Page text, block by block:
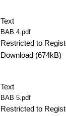
Text
BAB 4.pdf
Restricted to
Download (674kB)
Text
BAB 5.pdf
Restricted to